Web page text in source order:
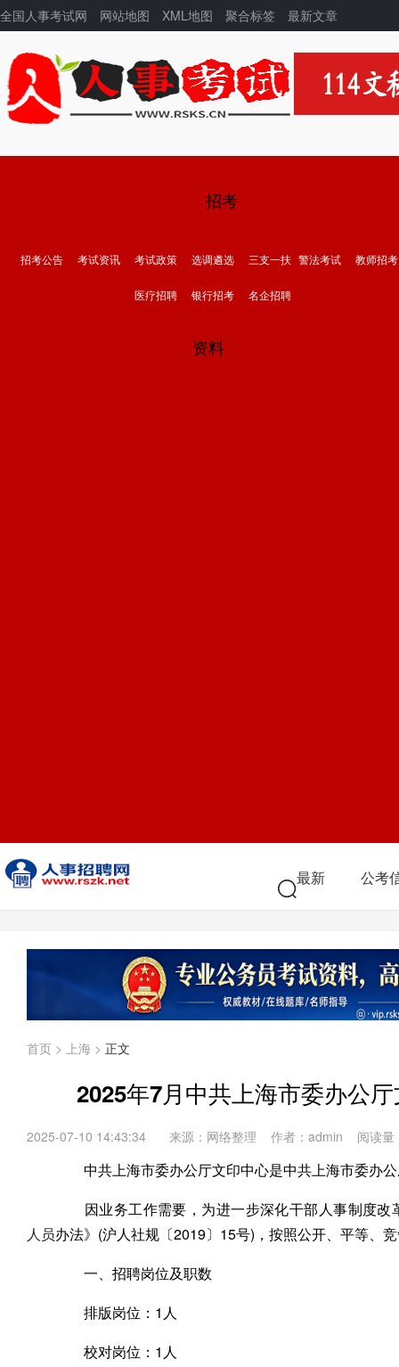
全国人事考试网 网站地图 XML地图 聚合标签 最新文章
招考
招考公告 考试资讯 考试政策 选调遴选 三支一扶 警法考试 教师招考
医疗招聘 银行招考 名企招聘
资料
最新 公考
首页 > 上海 > 正文
2025年7月中共上海市委办公
2025-07-10 14:43:34 来源：网络整理 作者：admin 阅读量
中共上海市委办公厅文印中心是中共上海市委办公
因业务工作需要，为进一步深化干部人事制度改
人员办法》(沪人社规〔2019〕15号)，按照公开、平等、
一、招聘岗位及职数
排版岗位：1人
校对岗位：1人